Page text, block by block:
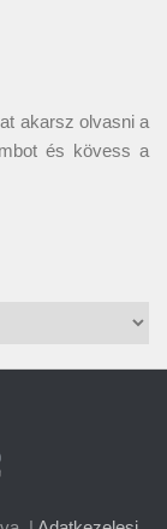
akarsz olvasni a
és kövess a